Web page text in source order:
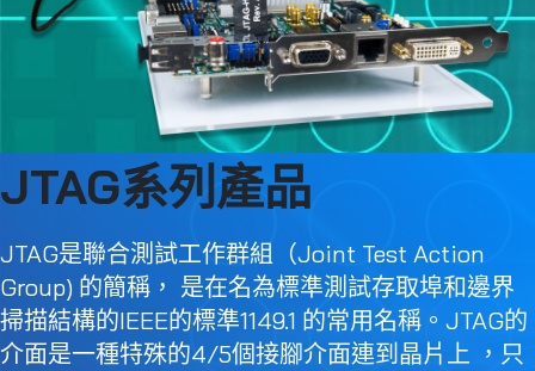
JTAG系列產品
JTAG是聯合測試⼯作群組（Joint Test Action
Group) 的簡稱， 是在名為標準測試存取埠和邊界
掃描結構的IEEE的標準1149.1 的常⽤名稱。JTAG的
介⾯是⼀種特殊的4/5個接腳介⾯連到晶⽚上 ，只